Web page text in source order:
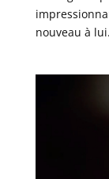
nouveau à lui.